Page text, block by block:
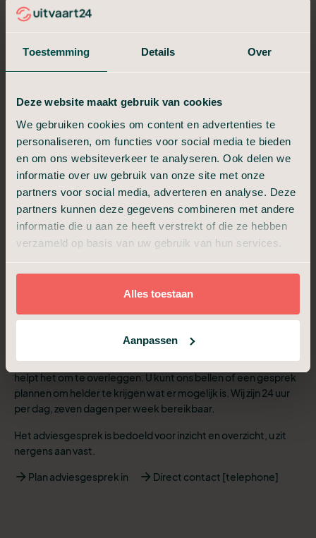
Toestemming Details Over
Deze website maakt gebruik van cookies
We gebruiken cookies om content en advertenties te
personaliseren, om functies voor social media te bieden
en om ons websiteverkeer te analyseren. Ook delen we
informatie over uw gebruik van onze site met onze
partners voor social media, adverteren en analyse. Deze
partners kunnen deze gegevens combineren met andere
informatie die u aan ze heeft verstrekt of die ze hebben
verzameld op basis van uw gebruik van hun services.
Alles toestaan
Aanpassen
Vrijblijvend adviesgesprek
Of u nu in grote lijnen een idee heeft of juist veel vragen. Soms
helpt het om te overleggen. U kunt ons bellen of een gesprek
plannen om helder te krijgen wat er mogelijk is. Wij zijn 24 uur
per dag, zeven dagen per week bereikbaar.
Het adviesgesprek is bedoeld voor inzicht en overzicht, u zit
nergens aan vast.
Plan adviesgesprek in Direct contact [telephone]